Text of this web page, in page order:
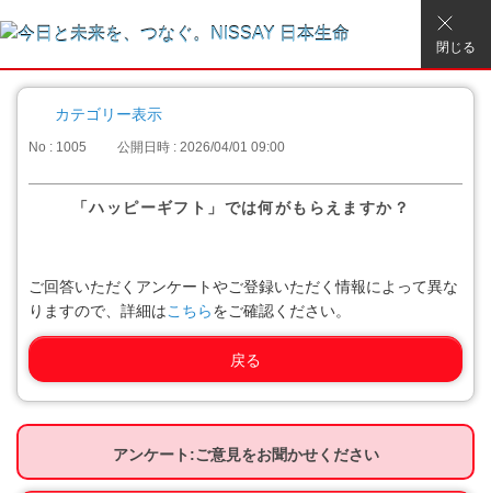
閉じる
カテゴリー表示
No : 1005 公開日時 : 2026/04/01 09:00
「ハッピーギフト」では何がもらえますか？
ご回答いただくアンケートやご登録いただく情報によって異な
りますので、詳細はこちらをご確認ください。
戻る
アンケート:ご意見をお聞かせください